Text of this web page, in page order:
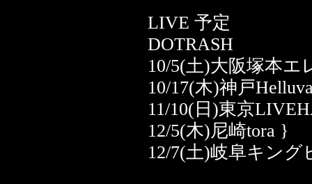
LIVE 予定
DOTRASH
10/5(土)大阪塚本エ
10/17(木)神戸
11/10(日)東京
12/5(木)尼崎tora }
12/7(土)岐阜キング